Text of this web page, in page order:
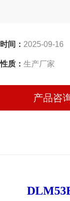
间： 2025-09-16
质： 生产厂家
产品咨